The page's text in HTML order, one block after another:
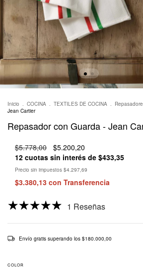
Inicio . COCINA . TEXTILES DE COCINA .
Jean Cartier
Repasador con Guarda - Jean
$5.778,00
$5.200,20
12 cuotas sin interés de $433,35
Precio sin impuestos $4.297,69
$3.380,13 con Transferencia
1 Reseñas
Envío gratis superando los $180.000,00
COLOR